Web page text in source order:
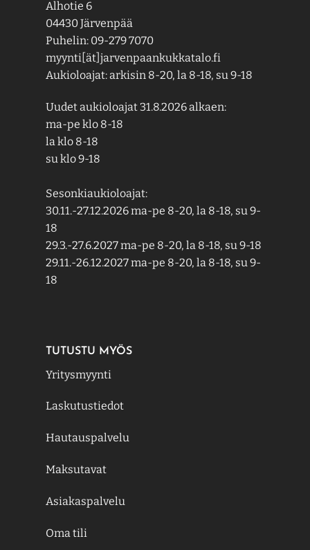
Alhotie 6
04430 Järvenpää
Puhelin: 09-279 7070
myynti[ät]jarvenpaankukkatalo.fi
Aukioloajat: arkisin 8-20, la 8-18, su 9-18
Uudet aukioloajat 31.8.2026 alkaen:
ma-pe klo 8-18
la klo 8-18
su klo 9-18
Sesonkiaukioloajat:
30.11.-27.12.2026 ma-pe 8-20, la 8-18, su 9-
18
29.3.-27.6.2027 ma-pe 8-20, la 8-18, su 9-18
29.11.-26.12.2027 ma-pe 8-20, la 8-18, su 9-
18
TUTUSTU MYÖS
Yritysmyynti
Laskutustiedot
Hautauspalvelu
Maksutavat
Asiakaspalvelu
Oma tili